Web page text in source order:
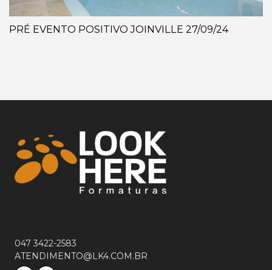
PRÉ EVENTO POSITIVO JOINVILLE 27/09/24
047 3422-2583
ATENDIMENTO@LK4.COM.BR